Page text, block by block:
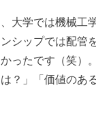
大学では機械
シップでは配
ったです（笑
？」「価値のあ